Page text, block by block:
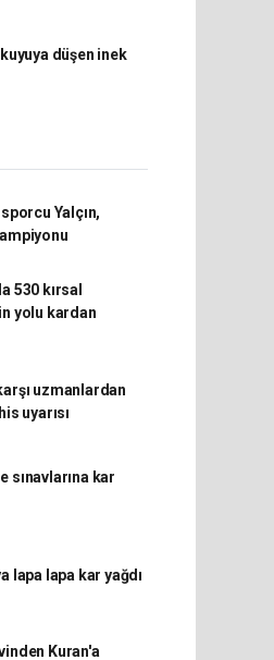
kuyuya düşen inek
Yalçın,
530 kırsal
yolu kardan
uzmanlardan
uyarısı
sınavlarına kar
lapa lapa kar yağdı
Kuran'a